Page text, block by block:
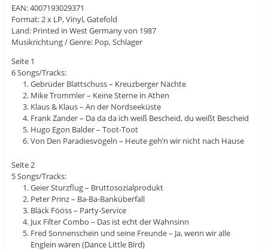
EAN: 4007193029371
Format: 2 x LP, Vinyl, Gatefold
Land: Printed in West Germany von 1987
Musikrichtung / Genre: Pop, Schlager
Seite 1
6 Songs/Tracks:
Gebrüder Blattschuss – Kreuzberger Nächte
Mike Trommler – Keine Sterne in Athen
Klaus & Klaus – An der Nordseeküste
Frank Zander – Da da da ich weiß Bescheid, du weißt Bescheid
Hugo Egon Balder – Toot-Toot
Von Den Paradiesvögeln – Heute geh’n wir nicht nach Hause
Seite 2
5 Songs/Tracks:
Geier Sturzflug – Bruttosozialprodukt
Peter Prinz – Ba-Ba-Banküberfall
Bläck Fööss – Party-Service
Jux Filter Combo – Das ist echt der Wahnsinn
Fred Sonnenschein und seine Freunde – Ja, wenn wir alle
Englein wären (Dance Little Bird)